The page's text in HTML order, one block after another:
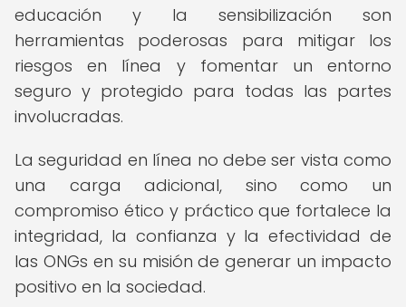
educación y la sensibilización son
herramientas poderosas para mitigar los
riesgos en línea y fomentar un entorno
seguro y protegido para todas las partes
involucradas.
La seguridad en línea no debe ser vista como
una carga adicional, sino como un
compromiso ético y práctico que fortalece la
integridad, la confianza y la efectividad de
las ONGs en su misión de generar un impacto
positivo en la sociedad.